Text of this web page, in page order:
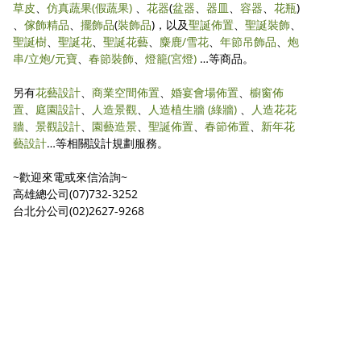
草皮、 仿真蔬果(假蔬果) 、 花器(盆器、 器皿、 容器、 花瓶)
、 傢飾精品、 擺飾品(裝飾品)，以及聖誕佈置、 聖誕裝飾、
聖誕樹、 聖誕花、 聖誕花藝、 麋鹿/雪花、 年節吊飾品、 炮
串/立炮/元寶、 春節裝飾、 燈籠(宮燈) …等商品。
另有花藝設計、 商業空間佈置、 婚宴會場佈置、 櫥窗佈
置、 庭園設計、 人造景觀、 人造植生牆 (綠牆) 、
人造花花
牆、 景觀設計、 園藝造景、 聖誕佈置、 春節佈置、 新年花
藝設計…等相關設計規劃服務。
~歡迎來電或來信洽詢~
高雄總公司(07)732-3252
台北分公司(02)2627-9268